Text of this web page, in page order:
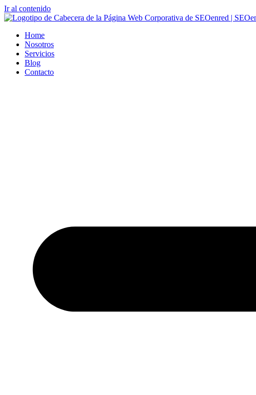
Ir al contenido
Home
Nosotros
Servicios
Blog
Contacto